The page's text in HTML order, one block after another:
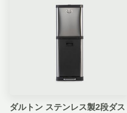
ダルトン ステンレス製2段ダス